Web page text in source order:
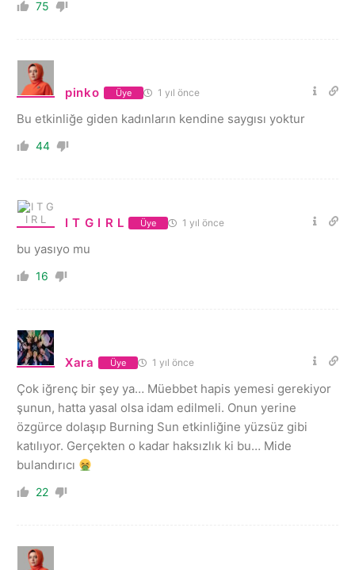
75
pinko Üye 1 yıl önce
Bu etkinliğe giden kadınların kendine saygısı yoktur
44
I T G I R L Üye 1 yıl önce
bu yasıyo mu
16
Xara Üye 1 yıl önce
Çok iğrenç bir şey ya… Müebbet hapis yemesi gerekiyor
şunun, hatta yasal olsa idam edilmeli. Onun yerine
özgürce dolaşıp Burning Sun etkinliğine yüzsüz gibi
katılıyor. Gerçekten o kadar haksızlık ki bu… Mide
bulandırıcı
22